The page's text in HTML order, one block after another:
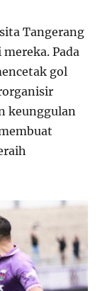
Tangerang
Pada
gol
keunggulan